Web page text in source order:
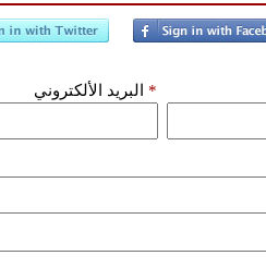
البريد الألكتروني *